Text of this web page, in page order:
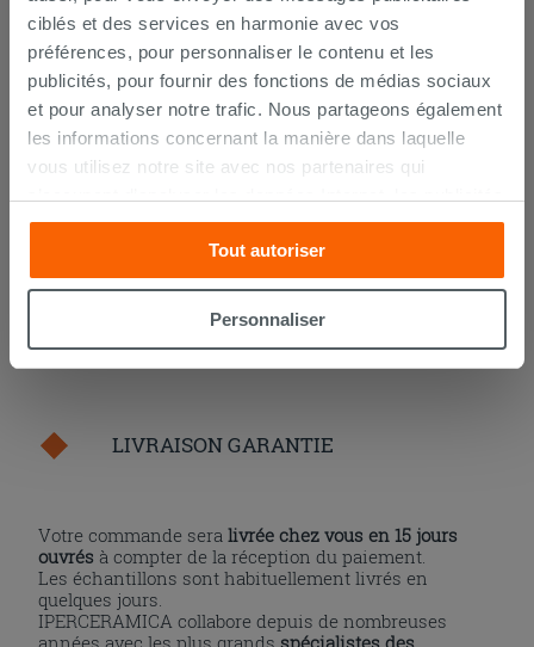
ciblés et des services en harmonie avec vos
préférences, pour personnaliser le contenu et les
publicités, pour fournir des fonctions de médias sociaux
et pour analyser notre trafic. Nous partageons également
les informations concernant la manière dans laquelle
vous utilisez notre site avec nos partenaires qui
et les réseaux sociaux. Lesdits partenaires pourraient
combiner ces informations avec d’autres que vous leur
avez fournies ou qu’ils ont recueillies à partir de votre
utilisation sur leurs services. Si vous souhaitez en savoir
cookies, ou à quelques-uns seulement,cliquez iciou
la touche « X », vous pourrez continuer à naviguer après
Tout autoriser
Personnaliser
Lot de 2 coudes sous lavabo 45° laiton
chromé
14,90 €
LIVRAISON GARANTIE
Votre commande seralivrée chez vous en 15 jours
ouvrés à compter de la réception du paiement.
Les échantillons sont habituellement livrés en
quelques jours.
IPERCERAMICA collabore depuis de nombreuses
années avec les plus grands spécialistes des